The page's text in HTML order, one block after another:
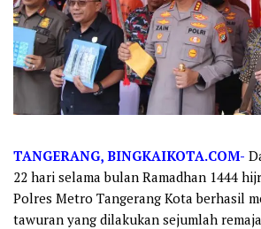
TANGERANG, BINGKAIKOTA.COM-
22 hari selama bulan Ramadhan 1444
Polres Metro Tangerang Kota berhasil
tawuran yang dilakukan sejumlah